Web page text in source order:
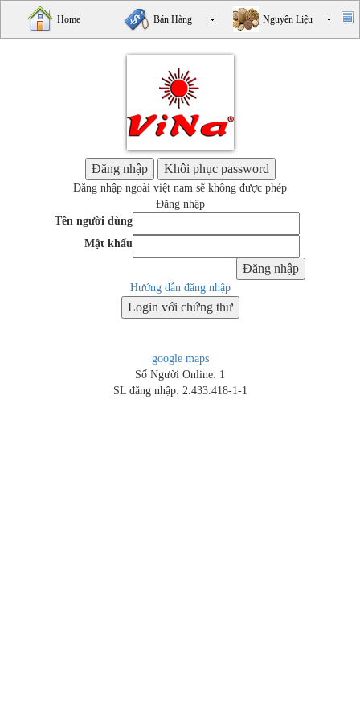
Home Bán Hàng Nguyên Liệu
Đăng nhập ngoài việt nam sẽ không được phép
Đăng nhập
Tên người dùng
Mật khẩu
Hướng dẫn đăng nhập
google maps
Số Người Online: 1
SL đăng nhập: 2.433.418-1-1